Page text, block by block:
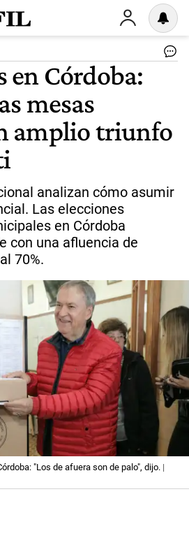
en Córdoba:
mesas
amplio triunfo
analizan cómo asumir
Las elecciones
en Córdoba
con una afluencia de
70%.
"Los de afuera son de palo", dijo. |